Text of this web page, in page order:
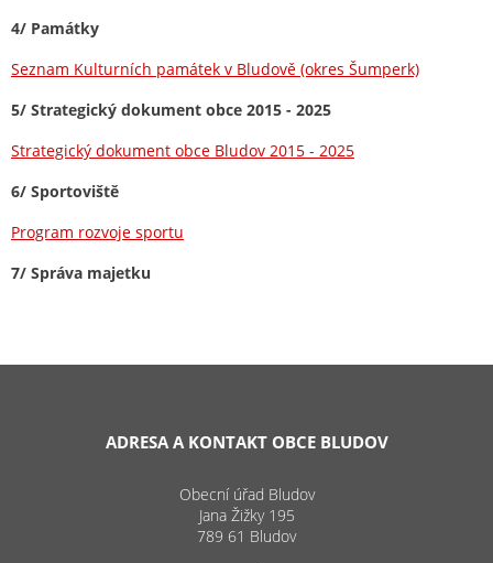
4/ Památky
Seznam Kulturních památek v Bludově (okres Šumperk)
5/ Strategický dokument obce 2015 - 2025
Strategický dokument obce Bludov 2015 - 2025
6/ Sportoviště
Program rozvoje sportu
7/ Správa majetku
ADRESA A KONTAKT OBCE BLUDOV
Obecní úřad Bludov
Jana Žižky 195
789 61 Bludov